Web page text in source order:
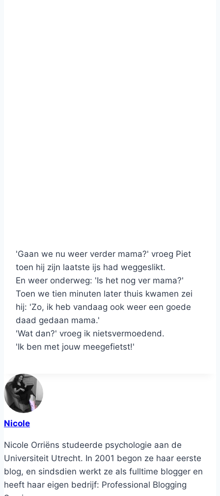
'Gaan we nu weer verder mama?' vroeg Piet
toen hij zijn laatste ijs had weggeslikt.
En weer onderweg: 'Is het nog ver mama?'
Toen we tien minuten later thuis kwamen zei
hij: 'Zo, ik heb vandaag ook weer een goede
daad gedaan mama.'
'Wat dan?' vroeg ik nietsvermoedend.
'Ik ben met jouw meegefietst!'
Nicole
Nicole Orriëns studeerde psychologie aan de
Universiteit Utrecht. In 2001 begon ze haar eerste
blog, en sindsdien werkt ze als fulltime blogger en
heeft haar eigen bedrijf: Professional Blogging